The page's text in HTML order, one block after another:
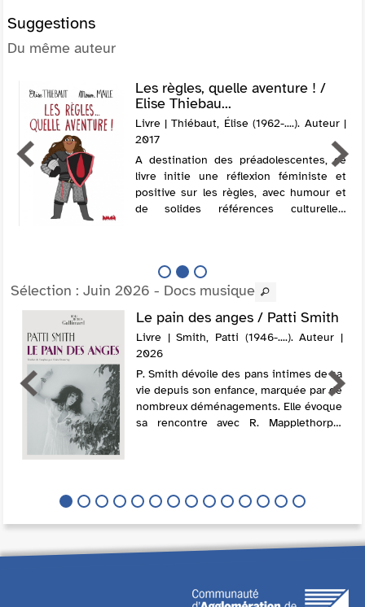
Suggestions
Du même auteur
Les règles, quelle aventure ! /
Elise Thiebau...
Livre | Thiébaut, Élise (1962-....). Auteur |
2017
A destination des préadolescentes, ce
livre initie une réflexion féministe et
positive sur les règles, avec humour et
de solides références culturelles,
Sélection : Juin 2026 - Docs musique
Le pain des anges / Patti Smith
Livre | Smith, Patti (1946-....). Auteur |
2026
P. Smith dévoile des pans intimes de sa
vie depuis son enfance, marquée par de
nombreux déménagements. Elle évoque
sa rencontre avec R. Mapplethorpe,